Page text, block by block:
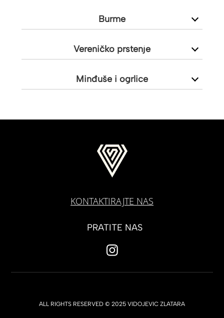
Burme
Vereničko prstenje
Minđuše i ogrlice
KONTAKTIRAJTE NAS
PRATITE NAS
ALL RIGHTS RESERVED © 2025 VIDOJEVIC ZLATARA